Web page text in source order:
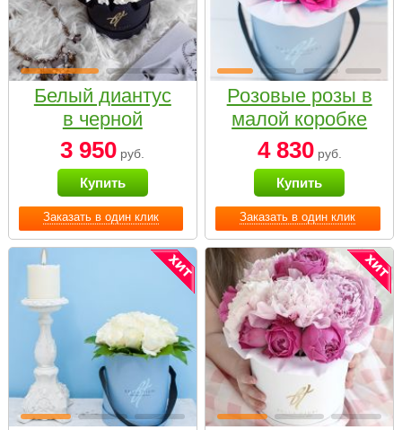
Заказать в один клик
Белый диантус
в черной
коробке Small
3 950 руб.
Купить
Заказать в один клик
Розовые розы в
малой коробке
4 830руб.
Купить